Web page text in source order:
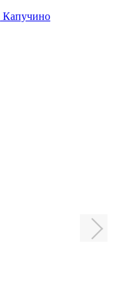
Капучино